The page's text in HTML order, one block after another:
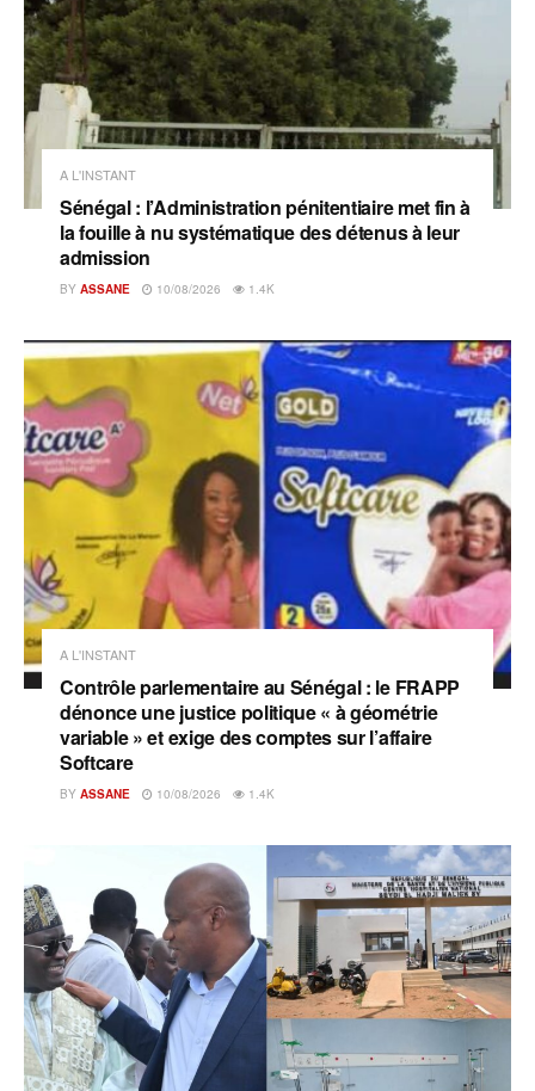
A L'INSTANT
Sénégal : l’Administration pénitentiaire met fin à
la fouille à nu systématique des détenus à leur
admission
BY ASSANE 10/08/2026 1.4K
A L'INSTANT
Contrôle parlementaire au Sénégal : le FRAPP
dénonce une justice politique « à géométrie
variable » et exige des comptes sur l’affaire
Softcare
BY ASSANE 10/08/2026 1.4K